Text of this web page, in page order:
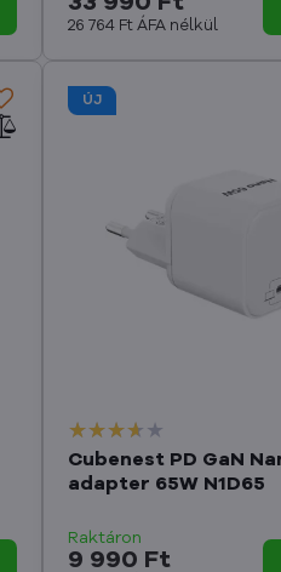
26 764 FtÁFA nélkül
ÚJ
Cubenest PD GaN
adapter 65W N1D65
Raktáron
9 990 Ft